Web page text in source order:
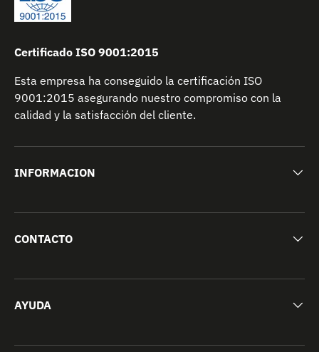
Certificado ISO 9001:2015
Esta empresa ha conseguido la certificación ISO
9001:2015 asegurando nuestro compromiso con la
calidad y la satisfacción del cliente.
INFORMACION
CONTACTO
AYUDA